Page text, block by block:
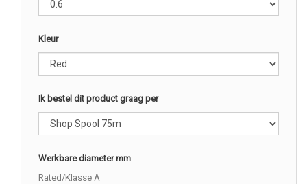
Kleur
Ik bestel dit product graag per
Werkbare diameter mm
Rated/Klasse A